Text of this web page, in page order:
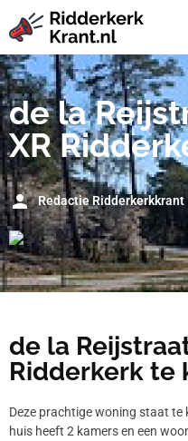
de la
XR
Redactie Ridderkerkkrant
de la
Ridderkerk te
Deze prachtige woning staat te
huis heeft 2 kamers en een